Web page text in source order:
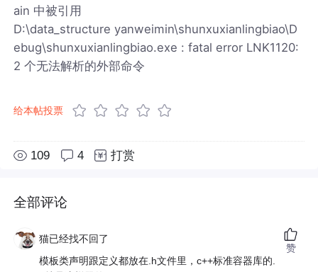
ain 中被引用
D:\data_structure yanweimin\shunxuxianlingbiao\D
ebug\shunxuxianlingbiao.exe : fatal error LNK1120:
2 个无法解析的外部命令
给本帖投票
109 4 打赏
全部评论
猫已经找不回了
模板类声明跟定义都放在.h文件里，c++标准容器库的.
赞